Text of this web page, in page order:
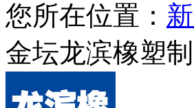
您所在位置：
金坛龙滨橡塑